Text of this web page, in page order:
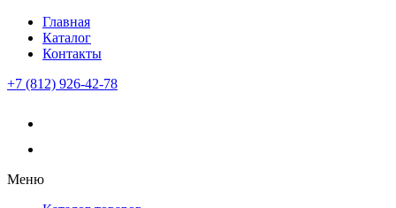
Главная
Каталог
Контакты
+7 (812) 926-42-78
Меню